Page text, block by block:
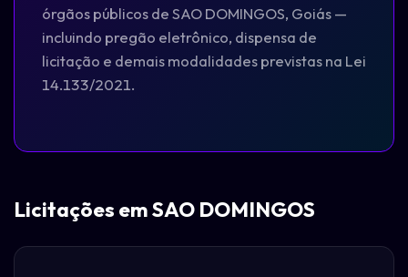
órgãos públicos de SAO DOMINGOS, Goiás —
incluindo pregão eletrônico, dispensa de
licitação e demais modalidades previstas na Lei
14.133/2021.
Licitações em SAO DOMINGOS